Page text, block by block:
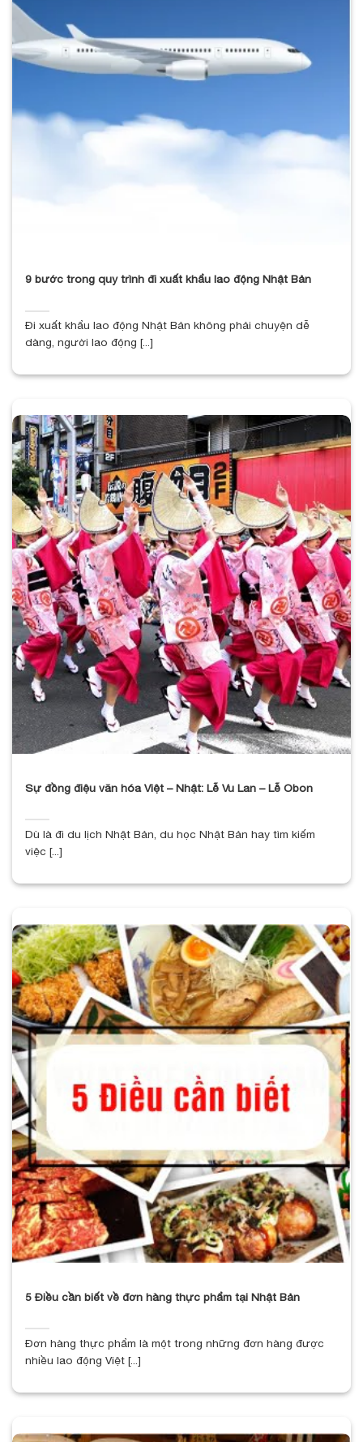
9 bước trong quy trình đi xuất khẩu lao động Nhật Bản
Đi xuất khẩu lao động Nhật Bản không phải chuyện dễ
dàng, người lao động [...]
Sự đồng điệu văn hóa Việt – Nhật: Lễ Vu Lan – Lễ Obon
Dù là đi du lịch Nhật Bản, du học Nhật Bản hay tìm kiếm
việc [...]
5 Điều cần biết về đơn hàng thực phẩm tại Nhật Bản
Đơn hàng thực phẩm là một trong những đơn hàng được
nhiều lao động Việt [...]